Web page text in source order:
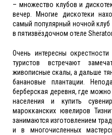
– множество клубов и
вечер. Многие дискотеки
самый популярный ночной клуб
в пятизвёздочном отеле
Очень интересны
туристов встречают
живописные скалы, а дальше
банановые плантации.
берберская деревня, где
населения и купить
марокканских ювелиров
занимаются изготовлением
и в многочисленных